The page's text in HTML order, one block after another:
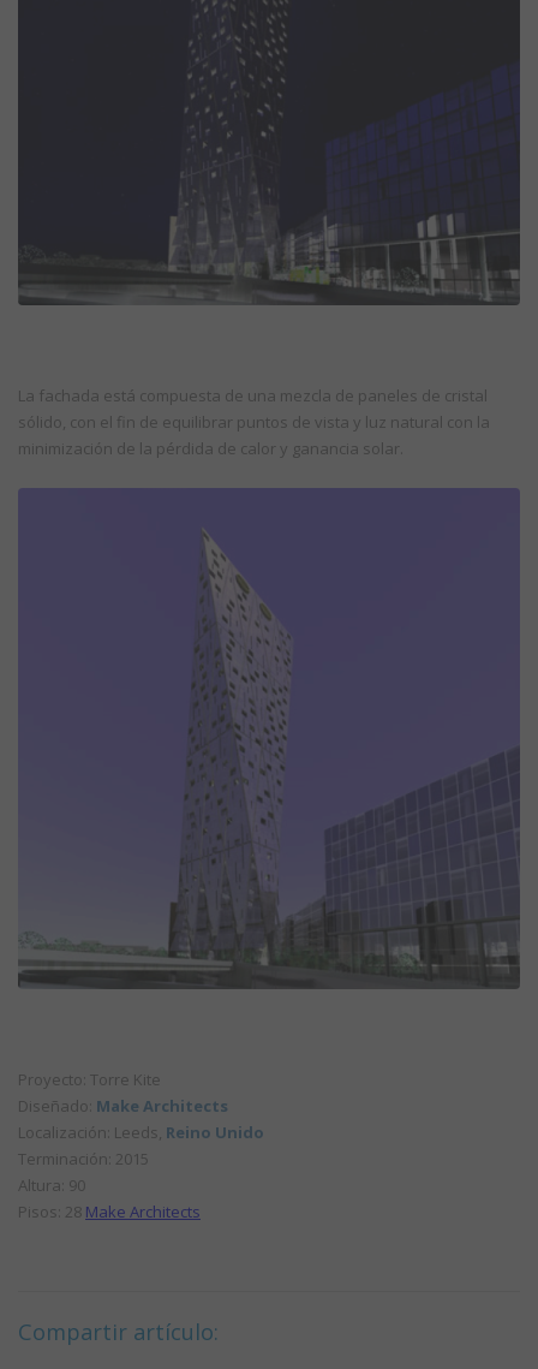
La fachada está compuesta de una mezcla de paneles de cristal
sólido, con el fin de equilibrar puntos de vista y luz natural con la
minimización de la pérdida de calor y ganancia solar.
Proyecto: Torre Kite
Diseñado: Make Architects
Localización: Leeds, Reino Unido
Terminación: 2015
Altura: 90
Pisos: 28 Make Architects
Compartir artículo: